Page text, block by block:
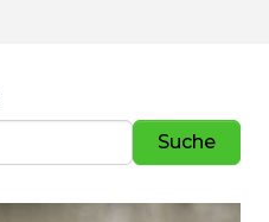
Suche